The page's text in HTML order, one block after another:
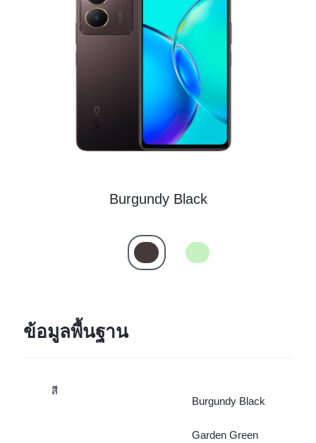
Burgundy Black
ข้อมูลพื้นฐาน
สี
Burgundy Black
Garden Green